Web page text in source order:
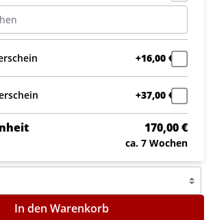
+16,00 €
+37,00 €
170,00 €
ca. 7 Wochen
In den Warenkorb